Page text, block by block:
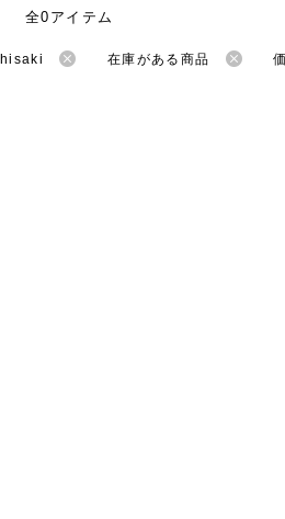
全0アイテム
在庫がある商品